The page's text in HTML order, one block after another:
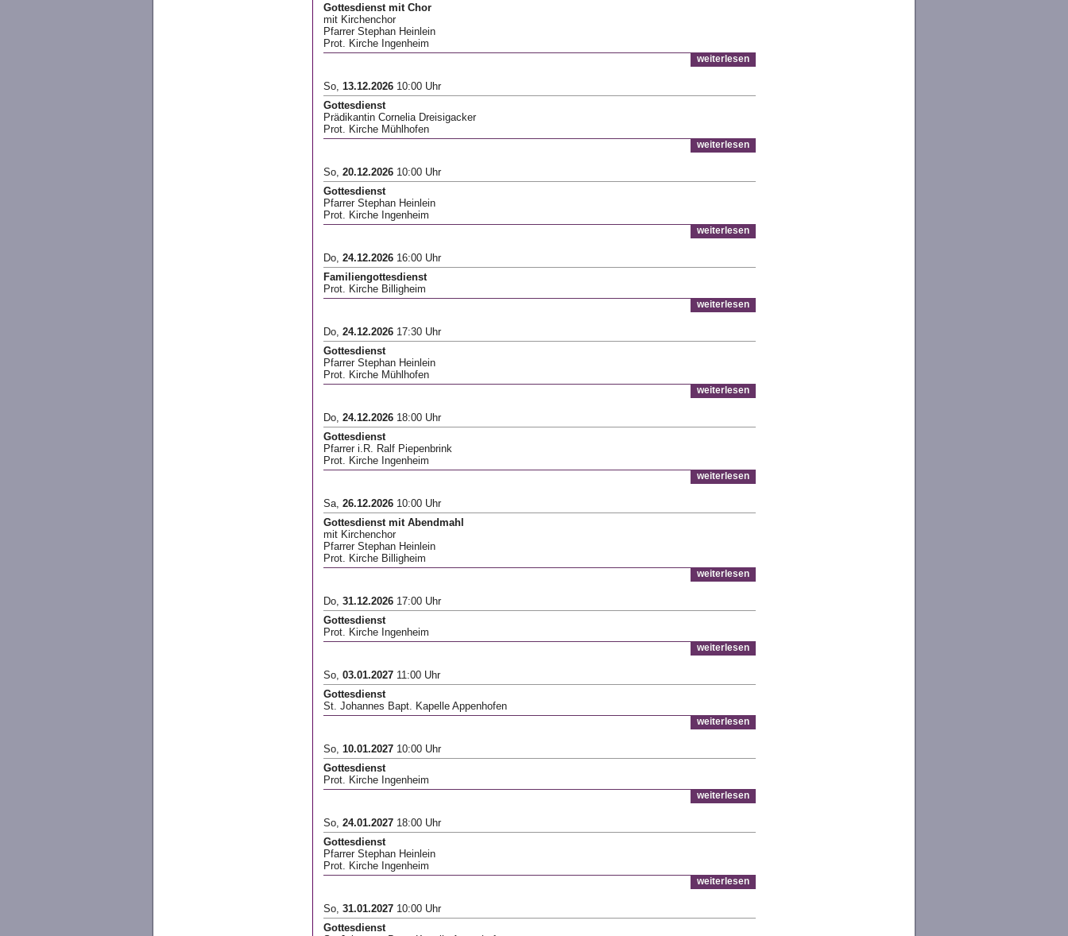
Gottesdienst mit Chor
mit Kirchenchor
Pfarrer Stephan Heinlein
Prot. Kirche Ingenheim
weiterlesen
So, 13.12.2026 10:00 Uhr
Gottesdienst
Prädikantin Cornelia Dreisigacker
Prot. Kirche Mühlhofen
weiterlesen
So, 20.12.2026 10:00 Uhr
Gottesdienst
Pfarrer Stephan Heinlein
Prot. Kirche Ingenheim
weiterlesen
Do, 24.12.2026 16:00 Uhr
Familiengottesdienst
Prot. Kirche Billigheim
weiterlesen
Do, 24.12.2026 17:30 Uhr
Gottesdienst
Pfarrer Stephan Heinlein
Prot. Kirche Mühlhofen
weiterlesen
Do, 24.12.2026 18:00 Uhr
Gottesdienst
Pfarrer i.R. Ralf Piepenbrink
Prot. Kirche Ingenheim
weiterlesen
Sa, 26.12.2026 10:00 Uhr
Gottesdienst mit Abendmahl
mit Kirchenchor
Pfarrer Stephan Heinlein
Prot. Kirche Billigheim
weiterlesen
Do, 31.12.2026 17:00 Uhr
Gottesdienst
Prot. Kirche Ingenheim
weiterlesen
So, 03.01.2027 11:00 Uhr
Gottesdienst
St. Johannes Bapt. Kapelle Appenhofen
weiterlesen
So, 10.01.2027 10:00 Uhr
Gottesdienst
Prot. Kirche Ingenheim
weiterlesen
So, 24.01.2027 18:00 Uhr
Gottesdienst
Pfarrer Stephan Heinlein
Prot. Kirche Ingenheim
weiterlesen
So, 31.01.2027 10:00 Uhr
Gottesdienst